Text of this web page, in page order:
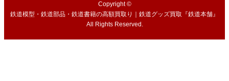
Copyright ©
鉄道模型・鉄道部品・鉄道書籍の高額買取り｜鉄道グッズ買取『鉄道本舗』
All Rights Reserved.